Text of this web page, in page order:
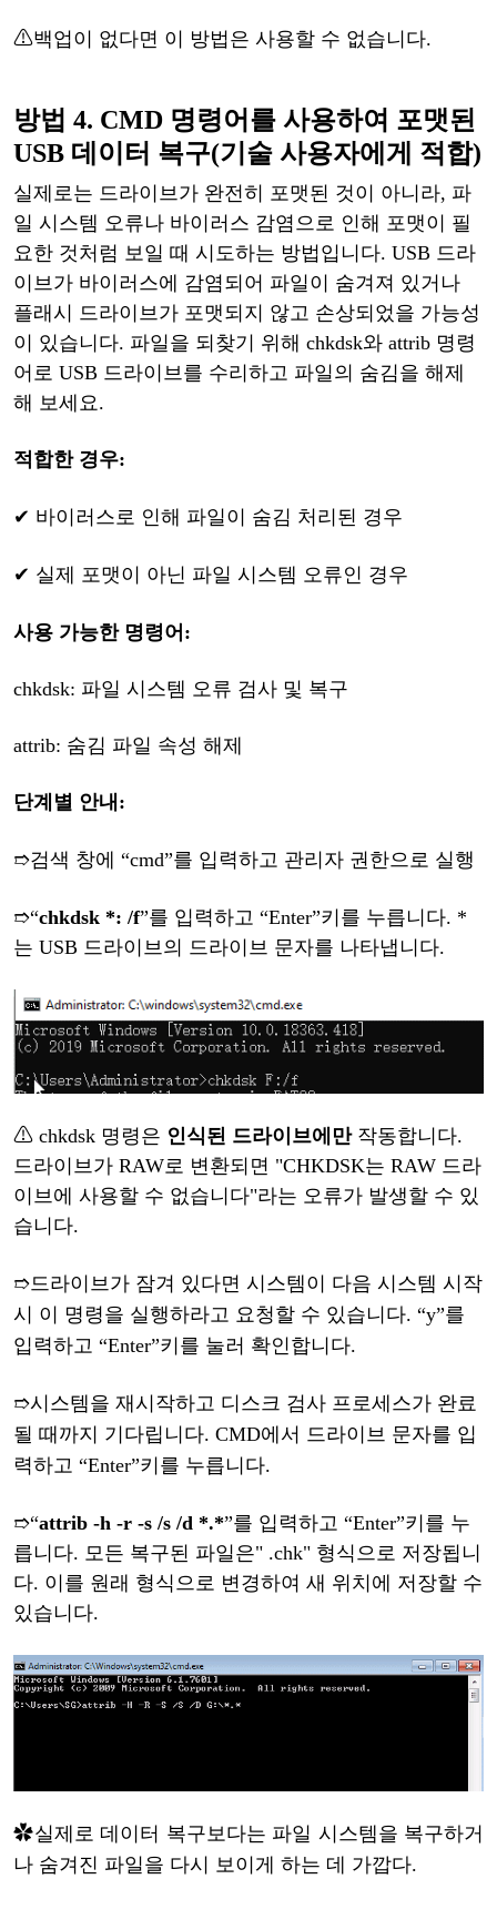
⚠백업이 없다면 이 방법은 사용할 수 없습니다.
방법 4. CMD 명령어를 사용하여 포맷된
USB 데이터 복구(기술 사용자에게 적합)
실제로는 드라이브가 완전히 포맷된 것이 아니라, 파
일 시스템 오류나 바이러스 감염으로 인해 포맷이 필
요한 것처럼 보일 때 시도하는 방법입니다. USB 드라
이브가 바이러스에 감염되어 파일이 숨겨져 있거나
플래시 드라이브가 포맷되지 않고 손상되었을 가능성
이 있습니다. 파일을 되찾기 위해 chkdsk와 attrib 명령
어로 USB 드라이브를 수리하고 파일의 숨김을 해제
해 보세요.
적합한 경우:
✔ 바이러스로 인해 파일이 숨김 처리된 경우
✔ 실제 포맷이 아닌 파일 시스템 오류인 경우
사용 가능한 명령어 :
chkdsk: 파일 시스템 오류 검사 및 복구
attrib: 숨김 파일 속성 해제
단계별 안내 :
➱검색 창에 “cmd”를 입력하고 관리자 권한으로 실행
➱“chkdsk *: /f”를 입력하고 “Enter”키를 누릅니다. *
는 USB 드라이브의 드라이브 문자를 나타냅니다.
⚠ chkdsk 명령은 인식된 드라이브에만 작동합니다.
드라이브가 RAW로 변환되면 "CHKDSK는 RAW 드라
이브에 사용할 수 없습니다"라는 오류가 발생할 수 있
습니다.
➱드라이브가 잠겨 있다면 시스템이 다음 시스템 시작
시
이 명령을 실행하라고 요청할 수 있습니다. “y”를
입력하고 “Enter”키를 눌러 확인합니다.
➱시스템을 재시작하고 디스크 검사 프로세스가 완료
될 때까지 기다립니다. CMD에서 드라이브 문자를 입
력하고 “Enter”키를 누릅니다.
➱“attrib -h -r -s /s /d *.*”를 입력하고 “Enter”키를 누
릅니다. 모든 복구된 파일은" .chk" 형식으로 저장됩니
다. 이를 원래 형식으로 변경하여 새 위치에 저장할 수
있습니다.
✿실제로 데이터 복구보다는 파일 시스템을 복구하거
나 숨겨진 파일을 다시 보이게 하는 데 가깝다.